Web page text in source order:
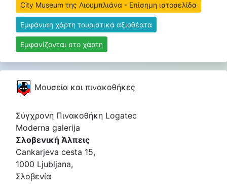
City Museum της Λιουμπλιάνα - Επίσημη ιστοσελίδα
Εμφάνιση χάρτη τουριστικά αξιοθέατα
Εμφανίζονται στο χάρτη
Μουσεία και πινακοθήκες
Σύγχρονη Πινακοθήκη Logatec
Moderna galerija
Σλοβενική Άλπεις
Cankarjeva cesta 15,
1000 Ljubljana,
Σλοβενία